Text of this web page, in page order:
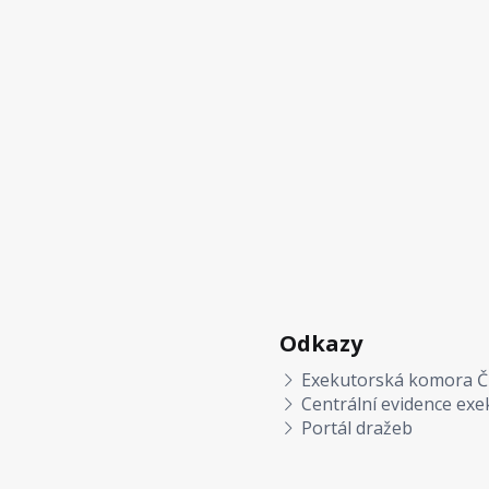
Odkazy
Exekutorská komora
Centrální evidence
Portál dražeb